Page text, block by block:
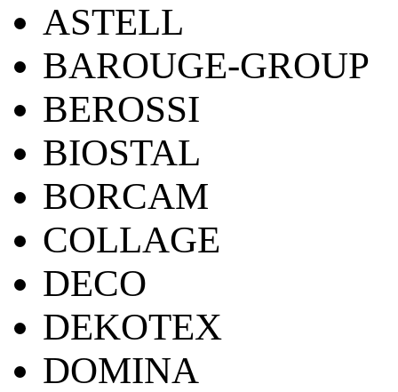
ASTELL
BAROUGE-GROUP
BEROSSI
BIOSTAL
BORCAM
COLLAGE
DECO
DEKOTEX
DOMINA